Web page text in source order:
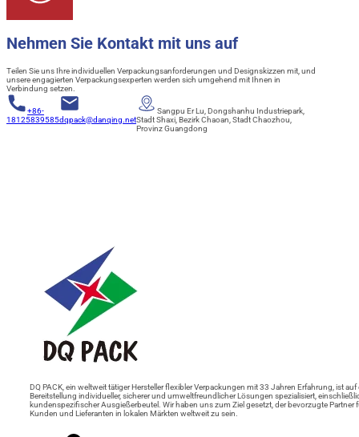
Nehmen Sie Kontakt mit uns auf
Teilen Sie uns Ihre individuellen Verpackungsanforderungen und Designskizzen mit, und
unsere engagierten Verpackungsexperten werden sich umgehend mit Ihnen in
Verbindung setzen.
+86-
18125839585dqpack@danqing.net
Sangpu Er Lu, Dongshanhu Industriepark,
Stadt Shaxi, Bezirk Chaoan, Stadt Chaozhou,
Provinz Guangdong
DQ PACK, ein weltweit tätiger Hersteller flexibler Verpackungen mit 33 Jahren Erfahrung, ist auf
Bereitstellung individueller, sicherer und umweltfreundlicher Lösungen spezialisiert,
kundenspezifischer Ausgießerbeutel. Wir haben uns zum Ziel gesetzt, der bevorzugte Partner
Kunden und Lieferanten in lokalen Märkten weltweit zu sein.